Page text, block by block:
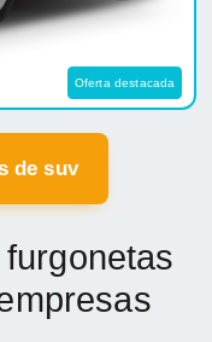
Oferta destacada
de suv